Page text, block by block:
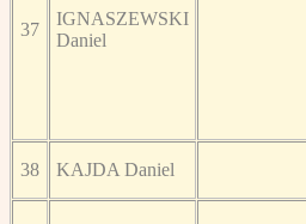
37
IGNASZEWSKI
Daniel
38 KAJDA Daniel